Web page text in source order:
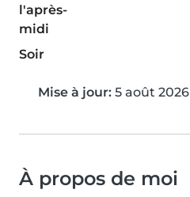
l'après-
midi
Soir
Mise à jour: 5 août 2026
À propos de moi